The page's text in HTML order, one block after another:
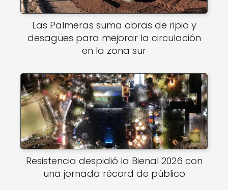
Las Palmeras suma obras de ripio y
desagües para mejorar la circulación
en la zona sur
Resistencia despidió la Bienal 2026 con
una jornada récord de público